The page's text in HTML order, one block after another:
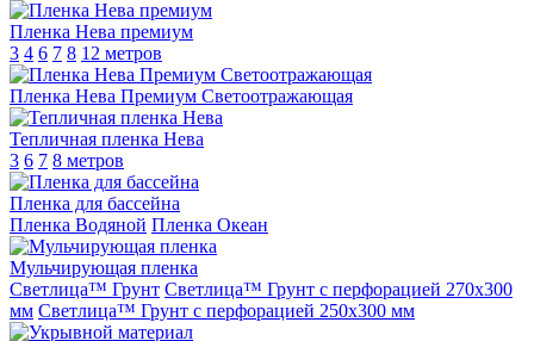
Пленка Нева премиум
3 4 6 7 8 12 метров
Пленка Нева Премиум Светоотражающая
Тепличная пленка Нева
3 6 7 8 метров
Пленка для бассейна
Пленка Водяной Пленка Океан
Мульчирующая пленка
Светлица™ Грунт Светлица™ Грунт с перфорацией 270х300
мм Светлица™ Грунт с перфорацией 250х300 мм